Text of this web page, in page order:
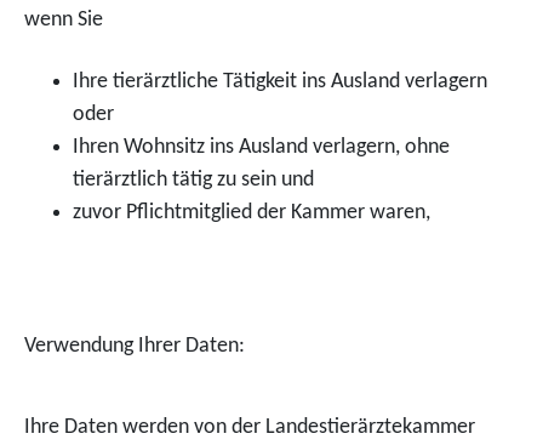
wenn Sie
Ihre tierärztliche Tätigkeit ins Ausland verlagern
oder
Ihren Wohnsitz ins Ausland verlagern, ohne
tierärztlich tätig zu sein und
zuvor Pflichtmitglied der Kammer waren,
Verwendung Ihrer Daten:
Ihre Daten werden von der Landestierärztekammer